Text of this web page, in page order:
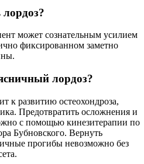
может сознательным усилием
фиксированном заметно
лордоз?
к развитию остеохондроза,
Предотвратить осложнения и
с помощью кинезитерапии по
Бубновского. Вернуть
прогибы невозможно без